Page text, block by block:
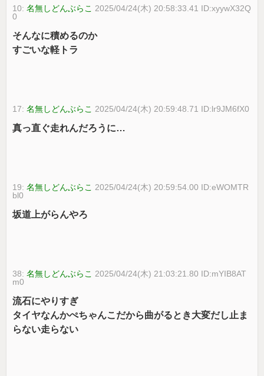
10:名無しどんぶらこ 2025/04/24(木) 20:58:33.41 ID:xyywX32Q
0
そんなに積めるのか
すごいな軽トラ
17:名無しどんぶらこ 2025/04/24(木) 20:59:48.71 ID:lr9JM6fX0
真っ直ぐ走れんだろうに…
19:名無しどんぶらこ 2025/04/24(木) 20:59:54.00 ID:eWOMTR
bl0
坂道上がらんやろ
38:名無しどんぶらこ 2025/04/24(木) 21:03:21.80 ID:mYIB8AT
m0
流石にやりすぎ
タイヤなんかぺちゃんこだから曲がるとき大変だし止ま
らない走らない